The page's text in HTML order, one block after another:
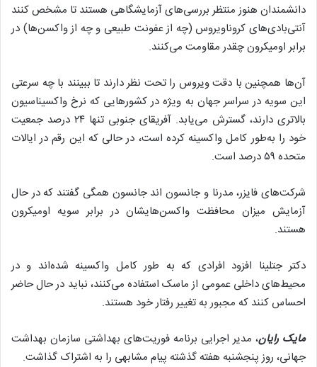
دانشمندان هنوز منتظر بررسی‌های آزمایشگاهی هستند تا مشخص کنند
آنتی‌بادی‌های کروناویروس (چه از عفونت طبیعی و چه از واکسن‌ها) در
برابر اومیکرون چقدر مقاومت می‌کنند.
آن‌ها همچنین با دقت ویروس را تحت نظر دارند تا ببینند با چه سرعتی
این سویه در سراسر جهان به ویژه در کشور‌هایی که نرخ واکسیناسیون
بالاتری دارند، گسترش می‌یابد. آفریقای جنوبی تنها ۲۴ درصد جمعیت
خود را به‌طور کامل واکسینه کرده است، در حالی که این رقم در ایالات
متحده ۵۹ درصد است.
شرکت‌های فایزر، مدرنا و جانسون اند جانسون همگی گفتند که در حال
آزمایش میزان محافظت واکسن‌هایشان در برابر سویه اومیکرون
هستند.
دکتر جتلینا افزود افرادی که به طور کامل واکسینه شده‌اند و در
محیط‌های داخلی عمومی از ماسک استفاده می‌کنند، نباید در حال حاضر
احساس کنند که مجبور به تغییر رفتار خود هستند.
مایک رایان، مدیر اجرایی برنامه فوریت‌های بهداشتی سازمان بهداشت
جهانی، روز پنجشنبه هفته گذشته پیام مشابهی را به اشتراک گذاشت.